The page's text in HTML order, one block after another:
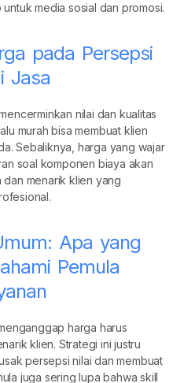
media sosial dan promosi.
pada Persepsi
Jasa
nilai dan kualitas
murah bisa membuat klien
Sebaliknya, harga yang wajar
soal komponen biaya akan
menarik klien yang
Apa yang
Pemula
harga harus
klien. Strategi ini justru
persepsi nilai dan membuat
juga sering lupa bahwa skill